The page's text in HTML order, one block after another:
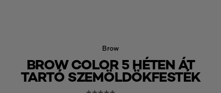
Brow
BROW COLOR 5 HÉTEN ÁT
TARTÓ SZEMÖLDÖKFESTÉK